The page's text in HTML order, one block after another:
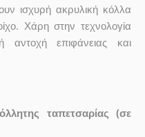
ισχυρή ακρυλική κόλλα
Χάρη στην τεχνολογία
αντοχή επιφάνειας και
ταπετσαρίας (σε